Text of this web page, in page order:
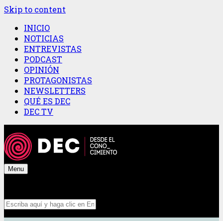
Skip to content
INICIO
NOTICIAS
ENTREVISTAS
PODCAST
OPINIÓN
PROTAGONISTAS
NEWSLETTERS
QUÉ ES DEC
DEC TV
Menu